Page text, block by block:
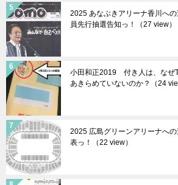
2025 あなぶきアリーナ香川へ
員先行抽選告知っ！（27 view）
小田和正2019 付き人は、なぜ
あきらめていないのか？（24
2025 広島グリーンアリーナへ
表っ！（22 view）